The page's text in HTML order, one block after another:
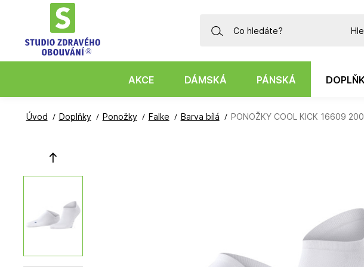
Úvod Doplňky Ponožky Falke Barva bílá PONOŽKY COOL KICK 16609
AKCE DÁMSKÁ PÁNSKÁ